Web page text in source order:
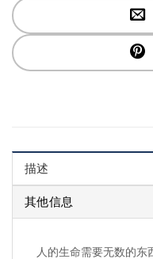
描述
其他信息
人的生命需要无数的东